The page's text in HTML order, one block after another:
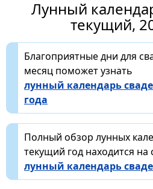
Лунный
текущий,
Благоприятные дни для
месяц поможет узнать
лунный календарь
года
Полный обзор лунных
текущий год находится на
лунный календарь